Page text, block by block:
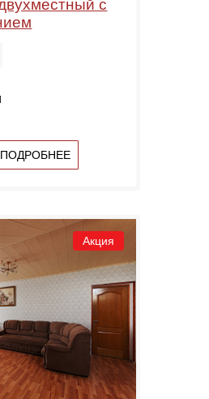
с
ПОДРОБНЕЕ
Акция